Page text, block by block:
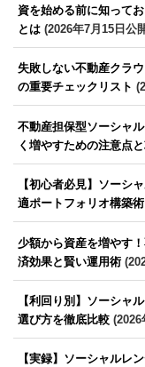
資を始める前に知って
とは (2026年7月15日公
失敗しない不動産クラ
の重要チェックリスト
不動産担保型ソーシャ
く増やすための注意点
【初心者必見】ソーシ
適ポートフォリオ構築術
少額から資産を増やす
済効果と賢い運用術
【利回り別】ソーシャ
選び方を徹底比較 (2026
【実録】ソーシャルレ